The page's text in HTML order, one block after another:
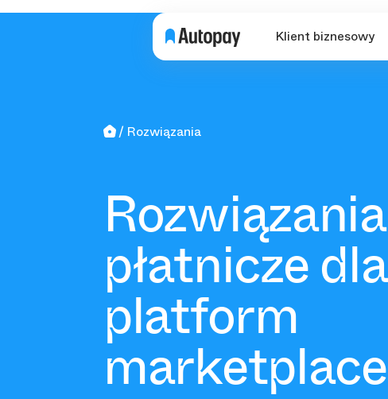
Klient biznesowy
Rozwiązania
Rozwiązania
płatnicze dla
platform
marketplace